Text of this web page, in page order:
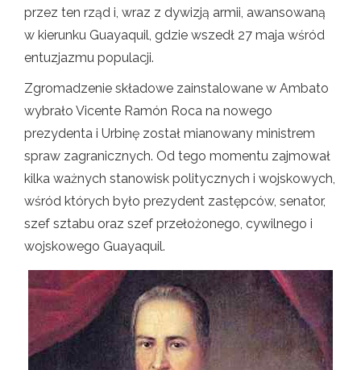
przez ten rząd i, wraz z dywizją armii, awansowaną
w kierunku Guayaquil, gdzie wszedł 27 maja wśród
entuzjazmu populacji.
Zgromadzenie składowe zainstalowane w Ambato
wybrało Vicente Ramón Roca na nowego
prezydenta i Urbinę został mianowany ministrem
spraw zagranicznych. Od tego momentu zajmował
kilka ważnych stanowisk politycznych i wojskowych,
wśród których było prezydent zastępców, senator,
szef sztabu oraz szef przełożonego, cywilnego i
wojskowego Guayaquil.